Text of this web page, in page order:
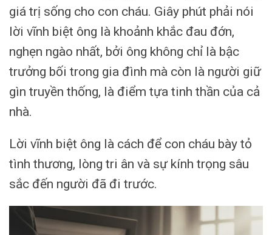
giá trị sống cho con cháu. Giây phút phải nói
lời vĩnh biệt ông là khoảnh khắc đau đớn,
nghẹn ngào nhất, bởi ông không chỉ là bậc
trưởng bối trong gia đình mà còn là người giữ
gìn truyền thống, là điểm tựa tinh thần của cả
nhà.
Lời vĩnh biệt ông là cách để con cháu bày tỏ
tình thương, lòng tri ân và sự kính trọng sâu
sắc đến người đã đi trước.